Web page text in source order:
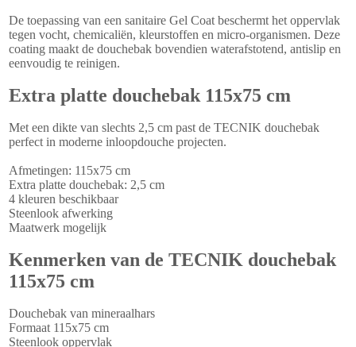
De toepassing van een sanitaire Gel Coat beschermt het oppervlak
tegen vocht, chemicaliën, kleurstoffen en micro-organismen. Deze
coating maakt de douchebak bovendien waterafstotend, antislip en
eenvoudig te reinigen.
Extra platte douchebak 115x75 cm
Met een dikte van slechts 2,5 cm past de TECNIK douchebak
perfect in moderne inloopdouche projecten.
Afmetingen: 115x75 cm
Extra platte douchebak: 2,5 cm
4 kleuren beschikbaar
Steenlook afwerking
Maatwerk mogelijk
Kenmerken van de TECNIK douchebak
115x75 cm
Douchebak van mineraalhars
Formaat 115x75 cm
Steenlook oppervlak